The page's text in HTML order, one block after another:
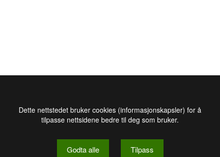
Dette nettstedet bruker cookies (informasjonskapsler) for å
tilpasse nettsidene bedre til deg som bruker.
Godta alle Tilpass